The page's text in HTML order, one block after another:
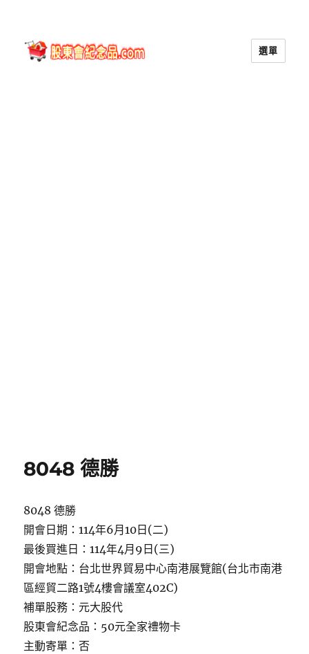
選單
8048 德勝
8048 德勝
開會日期：114年6月10日(二)
最後買進日：114年4月9日(三)
開會地點：台北世界貿易中心南港展覽館(台北市南港
區經貿二路1號4樓會議室402C)
補單股務：元大股代
股東會紀念品：50元全家禮物卡
主動寄單：否